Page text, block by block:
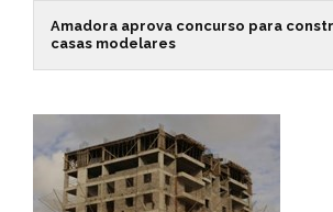
Amadora aprova concurso para
casas modelares